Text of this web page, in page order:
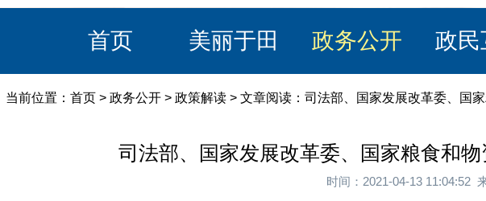
首页 美丽于田 政务公开 政民
当前位置： 首页 > 政务公开 > 政策解读 > 文章阅读：司法部、国家发展改革委、国
司法部、国家发展改革委、国家粮食和
时间：2021-04-13 11:04:52